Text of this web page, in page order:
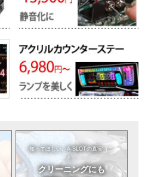
知ってほしい。A-SLOTの真実（こ
と）
クリーニングにも